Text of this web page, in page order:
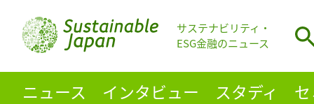
サステナビリティ・
ESG金融のニュース
ニュース インタビュー スタディ